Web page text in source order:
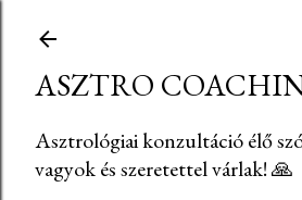
ASZTRO
Asztrológiai konzultáció élő
vagyok és szeretettel várlak! 🙏